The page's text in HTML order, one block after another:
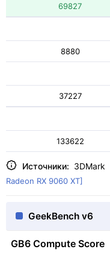
69827
8880
37227
133622
Источники: 3DMark
Radeon RX 9060 XT]
GeekBench v6
GB6 Compute Score